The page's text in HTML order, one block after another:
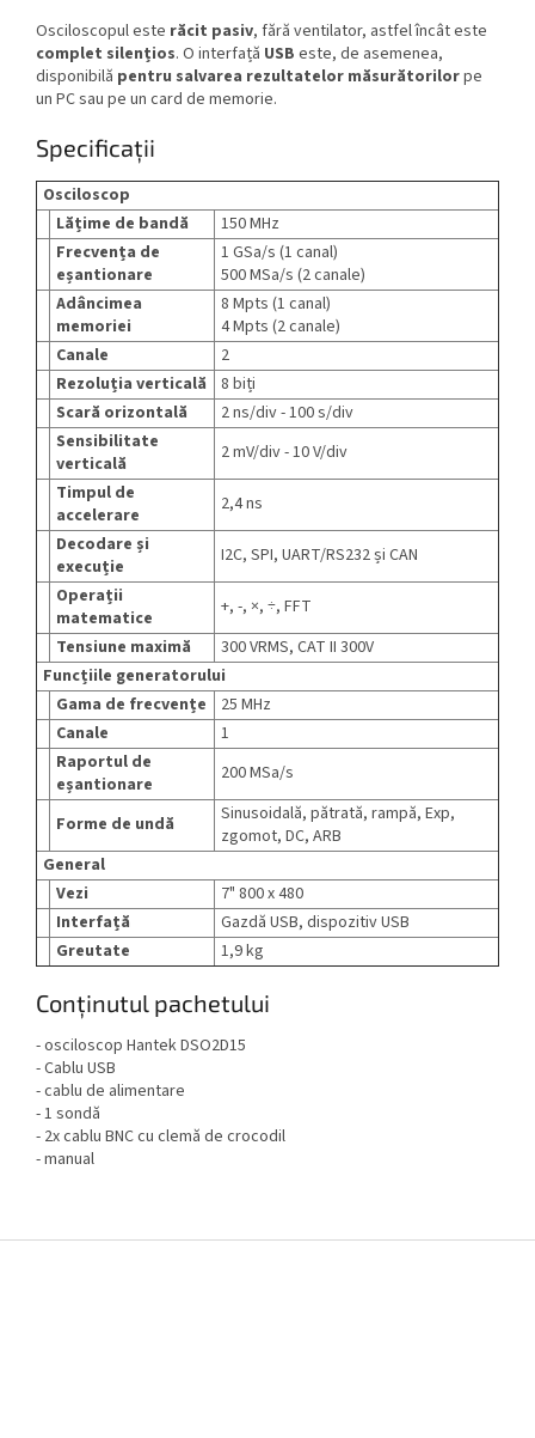
Osciloscopul este răcit pasiv, fără ventilator, astfel încât este
complet silențios. O interfață USB este, de asemenea,
disponibilă pentru salvarea rezultatelor măsurătorilorpe
un PC sau pe un card de memorie.
Specificații
Osciloscop
Lățime de bandă
150 MHz
Frecvența de
eșantionare
1 GSa/s (1 canal)
500 MSa/s (2 canale)
Adâncimea
memoriei
8 Mpts (1 canal)
4 Mpts (2 canale)
Canale
2
Rezoluția verticală
8 biți
Scară orizontală
2 ns/div - 100 s/div
Sensibilitate
verticală
2 mV/div - 10 V/div
Timpul de
accelerare
2,4 ns
Decodare și
execuție
I2C, SPI, UART/RS232 și CAN
Operații
matematice
+, -, ×, ÷, FFT
Tensiune maximă
300 VRMS, CAT II 300V
Funcțiile generatorului
Gama de frecvențe
25 MHz
Canale
1
Raportul de
eșantionare
200 MSa/s
Forme de undă
Sinusoidală, pătrată, rampă, Exp,
zgomot, DC, ARB
General
Vezi
7" 800 x 480
Interfață
Gazdă USB, dispozitiv USB
Greutate
1,9 kg
Conținutul pachetului
- osciloscop Hantek DSO2D15
- Cablu USB
- cablu de alimentare
- 1 sondă
- 2x cablu BNC cu clemă de crocodil
- manual